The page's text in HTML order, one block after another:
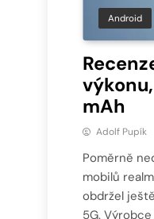
Android
mAh
Adolf Pupík
Poměrně
mobilů
obdržel
5G.